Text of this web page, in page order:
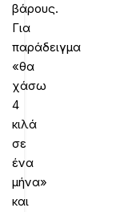
βάρους.
Για
παράδειγμα
«θα
χάσω
4
κιλά
σε
ένα
μήνα»
και